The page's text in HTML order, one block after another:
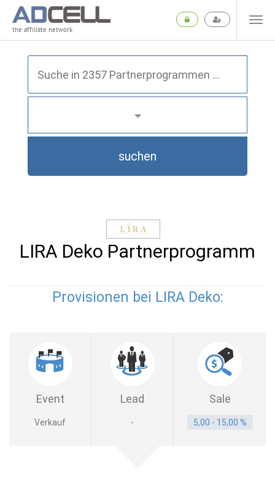
the affiliate network
suchen
LIRA Deko Partnerprogramm
Provisionen bei LIRA Deko:
Event Lead Sale
Verkauf - 5,00 - 15,00 %